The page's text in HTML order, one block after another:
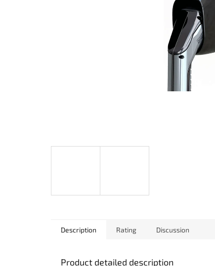
Description Rating Discussion
Product detailed description